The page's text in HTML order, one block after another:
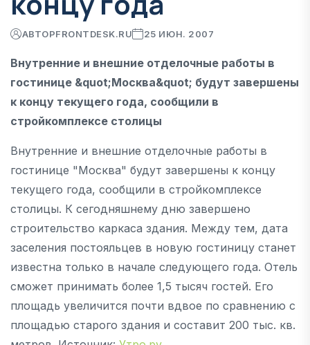
АВТОРFRONTDESK.RU 25 ИЮН. 2007
Внутренние и внешние отделочные работы в
гостинице &quot;Москва&quot; будут завершены
к концу текущего года, сообщили в
стройкомплексе столицы
Внутренние и внешние отделочные работы в
гостинице "Москва" будут завершены к концу
текущего года, сообщили в стройкомплексе
столицы. К сегодняшнему дню завершено
строительство каркаса здания. Между тем, дата
заселения постояльцев в новую гостиницу станет
известна только в начале следующего года. Отель
сможет принимать более 1,5 тысяч гостей. Его
площадь увеличится почти вдвое по сравнению с
площадью старого здания и составит 200 тыс. кв.